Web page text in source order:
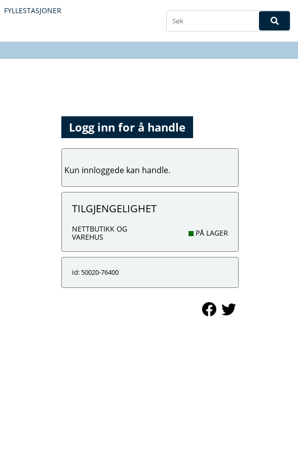
FYLLESTASJONER
Logg inn for å handle
Kun innloggede kan handle.
TILGJENGELIGHET
NETTBUTIKK OG
VAREHUS
PÅ LAGER
Id: 50020-76400